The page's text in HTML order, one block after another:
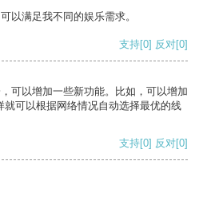
以满足我不同的娱乐需求。
支持[0] 反对[0]
可以增加一些新功能。比如，可以增加
可以根据网络情况自动选择最优的线
支持[0] 反对[0]